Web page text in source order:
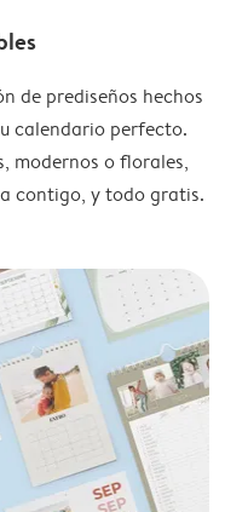
de prediseños hechos
calendario perfecto.
modernos o florales,
contigo, y todo gratis.